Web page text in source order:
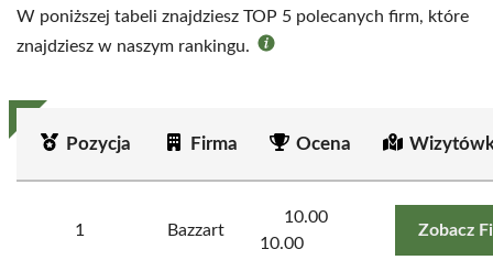
W poniższej tabeli znajdziesz TOP 5 polecanych firm, które
znajdziesz w naszym rankingu.
Pozycja Firma Ocena
1 Bazzart
10.00
10.00
Zobacz